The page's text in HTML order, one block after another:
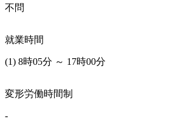
不問
就業時間
(1) 8時05分 ～ 17時00分
変形労働時間制
-